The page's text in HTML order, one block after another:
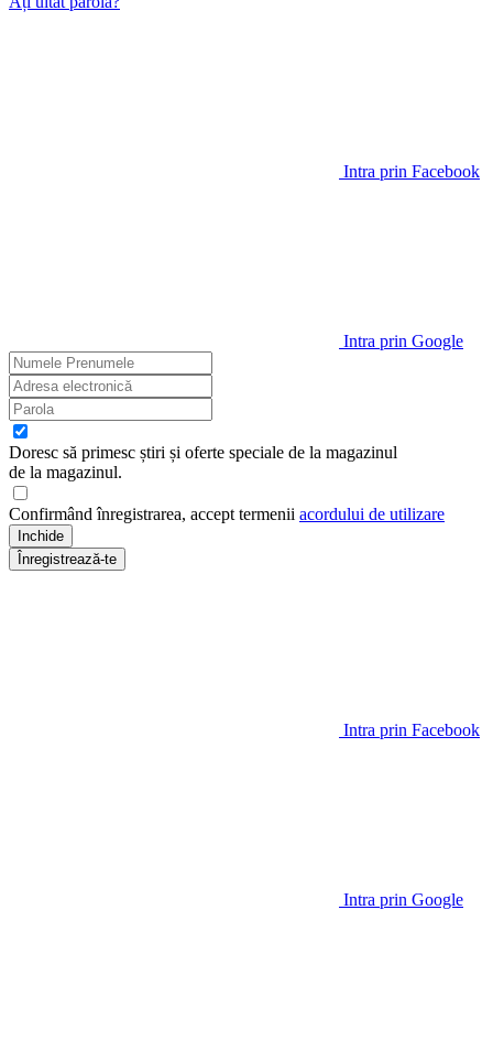
Intra prin Facebook
Intra prin Google
Doresc să primesc știri și oferte speciale de la magazinul
de la magazinul.
Confirmând înregistrarea, accept termenii acordului de utilizare
Inchide
Înregistrează-te
Intra prin Facebook
Intra prin Google